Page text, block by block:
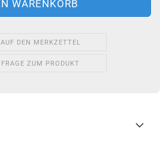
AUF DEN MERKZETTEL
FRAGE ZUM PRODUKT